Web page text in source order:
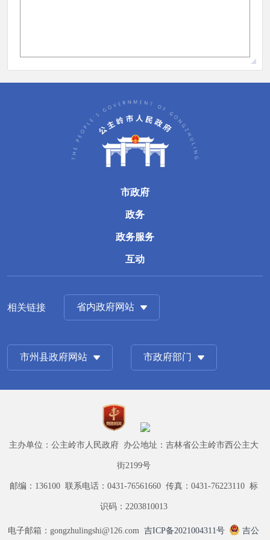
市政府
政务
政务服务
互动
相关链接 省内政府网站
市州县政府网站 市政府部门
主办单位：公主岭市人民政府 办公地址：吉林省公主岭市西公主大
街2199号
邮编：136100 联系电话：0431-76561660 传真：0431-76223110 标
识码：2203810013
电子邮箱：gongzhulingshi@126.com吉ICP备2021004311号 吉公